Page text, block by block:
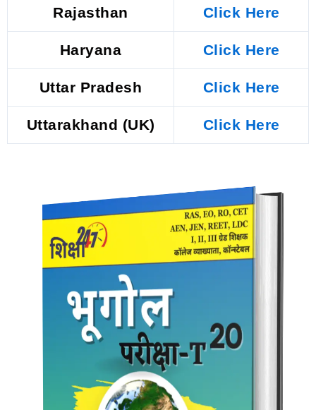
Rajasthan Click Here
Haryana Click Here
Uttar Pradesh Click Here
Uttarakhand (UK) Click Here